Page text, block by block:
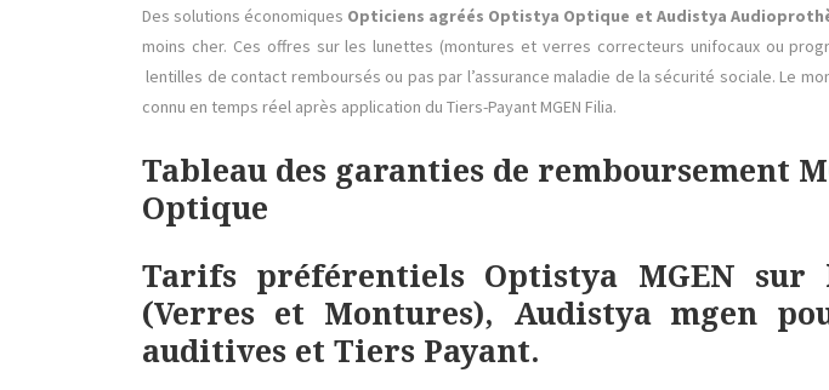
Des solutions économiques Opticiens agréés Optistya Optique et Audistya
moins cher. Ces offres sur les lunettes (montures et verres correcteurs unifocaux ou
lentilles de contact remboursés ou pas par l’assurance maladie de la sécurité sociale. Le
connu en temps réel après application du Tiers-Payant MGEN Filia.
Tableau des garanties de remboursement
Optique
Tarifs préférentiels Optistya MGEN sur
(Verres et Montures), Audistya mgen
auditives et Tiers Payant.